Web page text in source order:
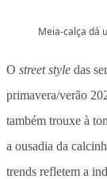
Meia-calça dá
O street style das
primavera/verão
também trouxe à
a ousadia da
trends refletem a